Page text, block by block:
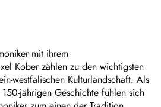
mit ihrem
Kober zählen zu den wichtigsten
westfälischen Kulturlandschaft. Als
jährigen Geschichte fühlen sich